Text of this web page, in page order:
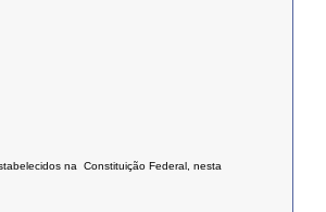
na Constituição Federal, nesta